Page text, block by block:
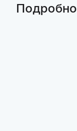
Подробно